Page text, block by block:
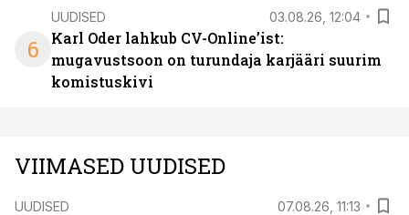
6
UUDISED 03.08.26, 12:04
Karl Oder lahkub CV-Online’ist:
mugavustsoon on turundaja karjääri suurim
komistuskivi
VIIMASED UUDISED
UUDISED 07.08.26, 11:13